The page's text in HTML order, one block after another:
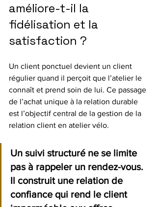
améliore-t-il la
fidélisation et la
satisfaction ?
Un client ponctuel devient un client
régulier quand il perçoit que l’atelier le
connaît et prend soin de lui. Ce passage
de l’achat unique à la relation durable
est l’objectif central de la gestion de la
relation client en atelier vélo.
Un suivi structuré ne se limite
pas à rappeler un rendez-vous.
Il construit une relation de
confiance qui rend le client